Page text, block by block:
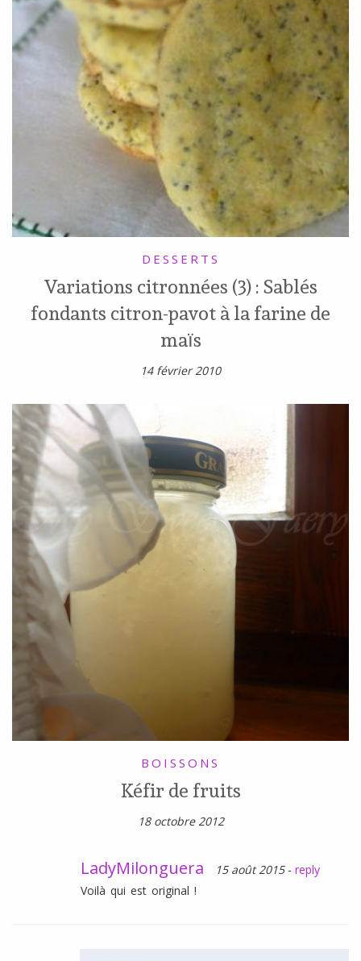
DESSERTS
Variations citronnées (3) : Sablés
fondants citron-pavot à la farine de
maïs
14 février 2010
BOISSONS
Kéfir de fruits
18 octobre 2012
LadyMilonguera 15 août 2015 - reply
Voilà qui est original !